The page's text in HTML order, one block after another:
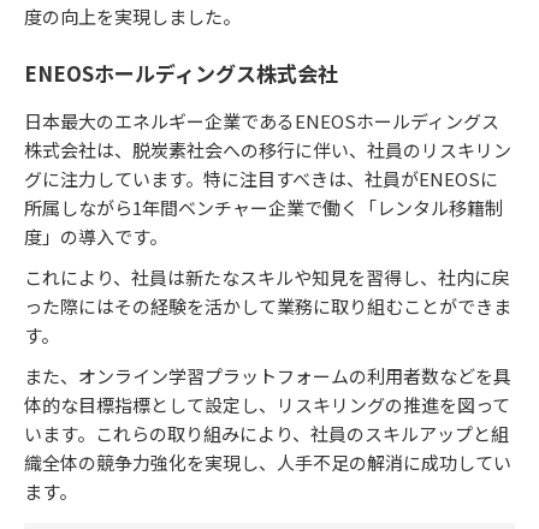
度の向上を実現しました。​
ENEOSホールディングス株式会社
日本最大のエネルギー企業であるENEOSホールディングス
株式会社は、脱炭素社会への移行に伴い、社員のリスキリン
グに注力しています。​特に注目すべきは、社員がENEOSに
所属しながら1年間ベンチャー企業で働く「レンタル移籍制
度」の導入です。​
これにより、社員は新たなスキルや知見を習得し、社内に戻
った際にはその経験を活かして業務に取り組むことができま
す。
また、オンライン学習プラットフォームの利用者数などを具
体的な目標指標として設定し、リスキリングの推進を図って
います。​これらの取り組みにより、社員のスキルアップと組
織全体の競争力強化を実現し、人手不足の解消に成功してい
ます。